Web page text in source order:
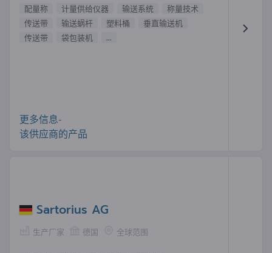
配量称 计量供给仪器 输送系统
称量技术
传送带
输送蜗杆 塑料桶
垂直输送机
传送带
袋包装机 ...
更多信息-
该供应商的产品
Sartorius AG
生产厂家 德国 全球范围